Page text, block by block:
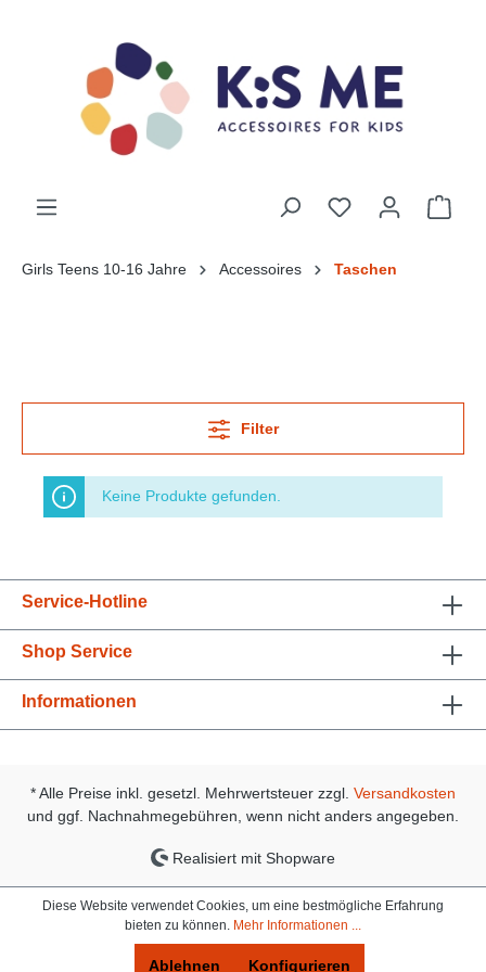
Girls Teens 10-16 Jahre Accessoires Taschen
Filter
Keine Produkte gefunden.
Service-Hotline
Shop Service
Informationen
* Alle Preise inkl. gesetzl. Mehrwertsteuer zzgl. Versandkosten
und ggf. Nachnahmegebühren, wenn nicht anders angegeben.
Realisiert mit Shopware
Diese Website verwendet Cookies, um eine bestmögliche Erfahrung
bieten zu können. Mehr Informationen ...
Ablehnen Konfigurieren